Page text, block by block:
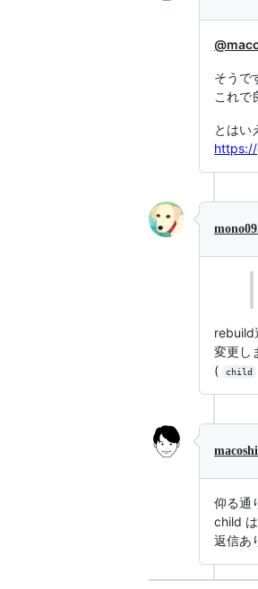
そうで
これで
とはい
rebuild
変更し
(
child
仰る通
child
返信あ